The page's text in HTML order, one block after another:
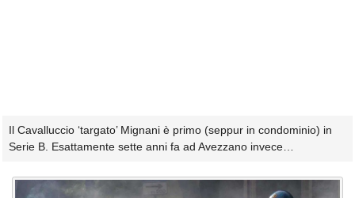
Il Cavalluccio ‘targato’ Mignani è primo (seppur in condominio) in
Serie B. Esattamente sette anni fa ad Avezzano invece…